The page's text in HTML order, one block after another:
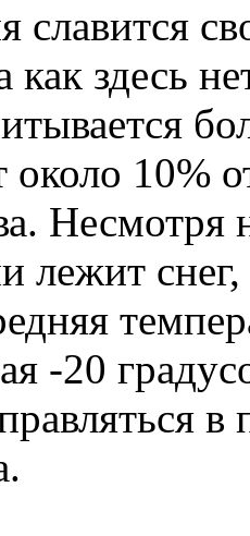
славится
как здесь
около 10%
Несмотря
лежит
-20